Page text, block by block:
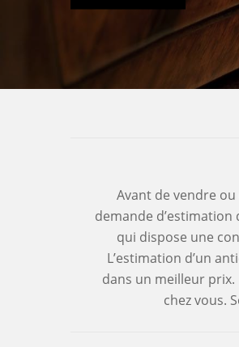
Avant de vendre
demande d’estimation
qui dispose une
L’estimation d’un
dans un meilleur prix.
chez vous.